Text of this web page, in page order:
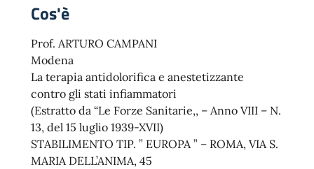
Cos'è
Prof. ARTURO CAMPANI
Modena
La terapia antidolorifica e anestetizzante
contro gli stati infiammatori
(Estratto da “Le Forze Sanitarie,, – Anno VIII – N.
13, del 15 luglio 1939-XVII)
STABILIMENTO TIP. ” EUROPA ” – ROMA, VIA S.
MARIA DELL’ANIMA, 45